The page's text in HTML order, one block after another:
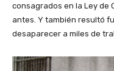
consagrados en la Ley de
antes. Y también resultó
desaparecer a miles de